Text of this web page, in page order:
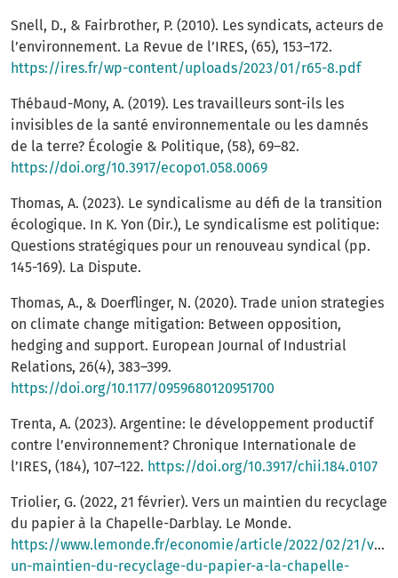
Snell, D., & Fairbrother, P. (2010). Les syndicats, acteurs de
l’environnement. La Revue de l’IRES, (65), 153–172.
https://ires.fr/wp-content/uploads/2023/01/r65-8.pdf
Thébaud-Mony, A. (2019). Les travailleurs sont-ils les
invisibles de la santé environnementale ou les damnés
de la terre? Écologie & Politique, (58), 69–82.
https://doi.org/10.3917/ecopo1.058.0069
Thomas, A. (2023). Le syndicalisme au défi de la transition
écologique. In K. Yon (Dir.), Le syndicalisme est politique:
Questions stratégiques pour un renouveau syndical (pp.
145-169). La Dispute.
Thomas, A., & Doerflinger, N. (2020). Trade union strategies
on climate change mitigation: Between opposition,
hedging and support. European Journal of Industrial
Relations, 26(4), 383–399.
https://doi.org/10.1177/0959680120951700
Trenta, A. (2023). Argentine: le développement productif
contre l’environnement? Chronique Internationale de
l’IRES, (184), 107–122. https://doi.org/10.3917/chii.184.0107
Triolier, G. (2022, 21 février). Vers un maintien du recyclage
du papier à la Chapelle-Darblay. Le Monde.
https://www.lemonde.fr/economie/article/2022/02/21/vers-
un-maintien-du-recyclage-du-papier-a-la-chapelle-